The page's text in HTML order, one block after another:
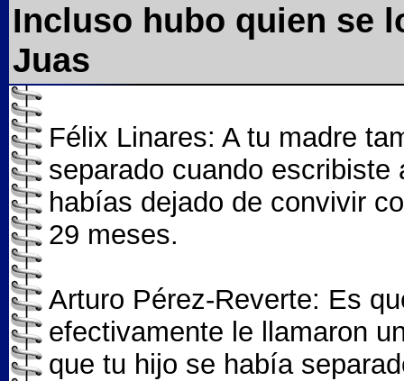
Incluso hubo quien se
Juas
Félix Linares: A tu madre
separado cuando
habías dejado de convivir
29 meses.
Arturo Pérez-Reverte: Es
efectivamente le llamaron
que tu hijo se había